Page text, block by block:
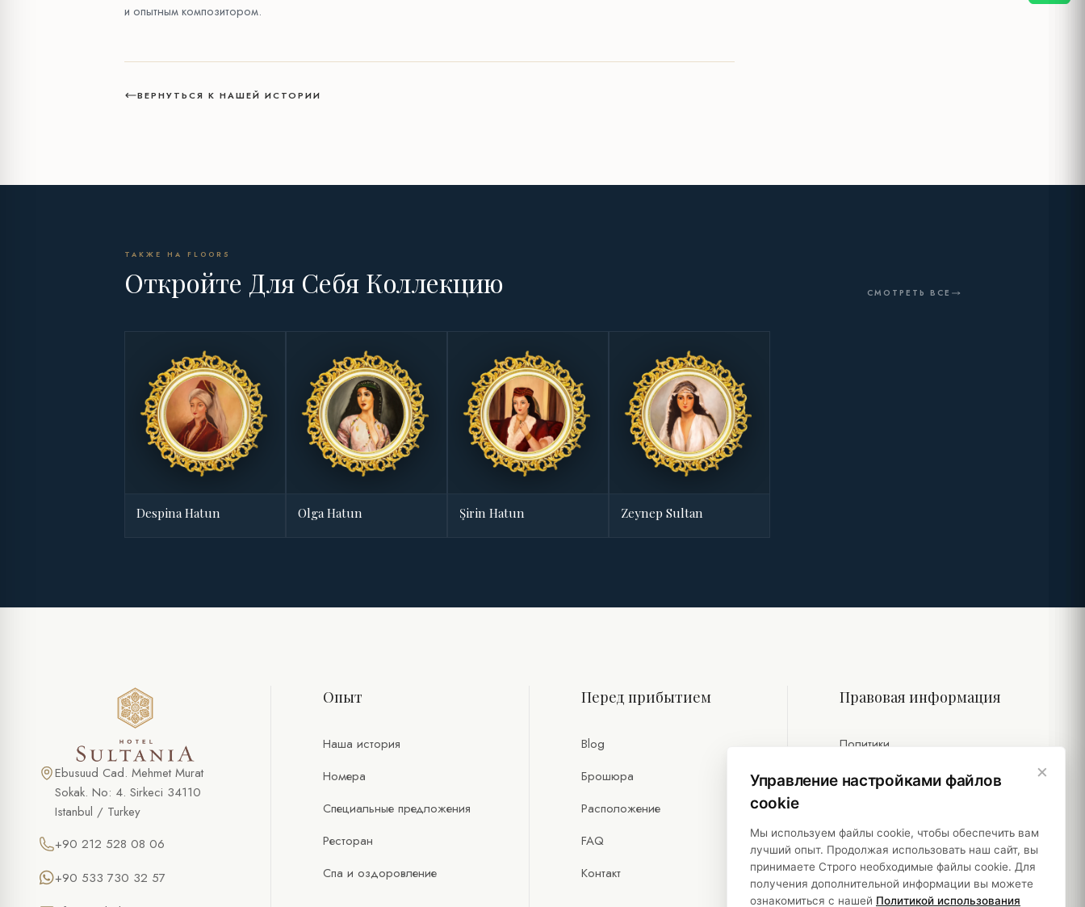
и опытным композитором.
ВЕРНУТЬСЯ К НАШЕЙ ИСТОРИИ
ТАКЖЕ НА FLOOR5
Откройте Для Себя Коллекцию СМОТРЕТЬ ВСЕ
Despina Hatun Olga Hatun Şirin Hatun Zeynep Sultan
Ebusuud Cad. Mehmet Murat
Sokak. No: 4. Sirkeci 34110
Istanbul / Turkey
+90 212 528 08 06
+90 533 730 32 57
Опыт
Наша история
Номера
Специальные предложения
Ресторан
Спа и оздоровление
Перед прибытием
Blog
Брошюра
Расположение
FAQ
Контакт
Правовая информация
Политики
Устойчивость
×
Управление настройками файлов
cookie
Мы используем файлы cookie, чтобы обеспечить вам
лучший опыт. Продолжая использовать наш сайт, вы
принимаете Строго необходимые файлы cookie. Для
получения дополнительной информации вы можете
ознакомиться с нашей Политикой использования